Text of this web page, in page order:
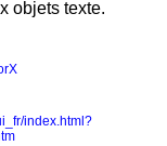
objets texte.
index.html?